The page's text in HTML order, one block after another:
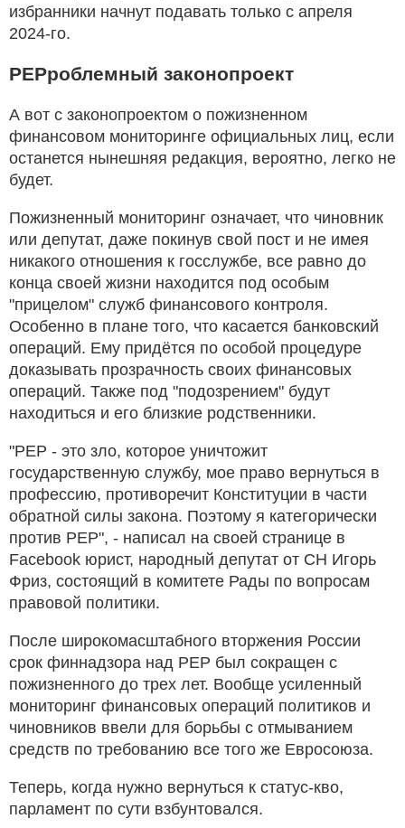
избранники начнут подавать только с апреля
2024-го.
PEPроблемный законопроект
А вот с законопроектом о пожизненном
финансовом мониторинге официальных лиц, если
останется нынешняя редакция, вероятно, легко не
будет.
Пожизненный мониторинг означает, что чиновник
или депутат, даже покинув свой пост и не имея
никакого отношения к госслужбе, все равно до
конца своей жизни находится под особым
"прицелом" служб финансового контроля.
Особенно в плане того, что касается банковский
операций. Ему придётся по особой процедуре
доказывать прозрачность своих финансовых
операций. Также под "подозрением" будут
находиться и его близкие родственники.
"PEP - это зло, которое уничтожит
государственную службу, мое право вернуться в
профессию, противоречит Конституции в части
обратной силы закона. Поэтому я категорически
против PEP", - написал на своей странице в
Facebook юрист, народный депутат от СН Игорь
Фриз, состоящий в комитете Рады по вопросам
правовой политики.
После широкомасштабного вторжения России
срок финнадзора над PEP был сокращен с
пожизненного до трех лет. Вообще усиленный
мониторинг финансовых операций политиков и
чиновников ввели для борьбы с отмыванием
средств по требованию все того же Евросоюза.
Теперь, когда нужно вернуться к статус-кво,
парламент по сути взбунтовался.